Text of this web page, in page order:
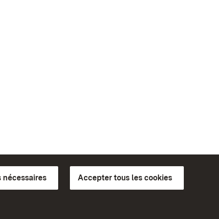
Accepter tous les cookies